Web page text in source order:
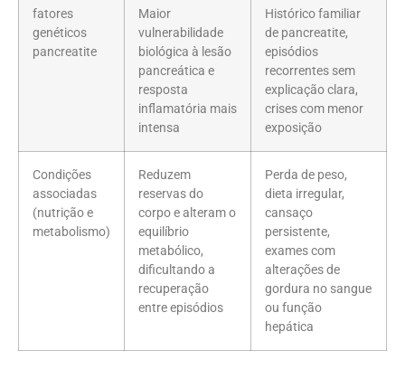
fatores
genéticos
pancreatite
Maior
vulnerabilidade
biológica à lesão
pancreática e
resposta
inflamatória mais
intensa
Histórico familiar
de pancreatite,
episódios
recorrentes sem
explicação clara,
crises com menor
exposição
Condições
associadas
(nutrição e
metabolismo)
Reduzem
reservas do
corpo e alteram o
equilíbrio
metabólico,
dificultando a
recuperação
entre episódios
Perda de peso,
dieta irregular,
cansaço
persistente,
exames com
alterações de
gordura no sangue
ou função
hepática